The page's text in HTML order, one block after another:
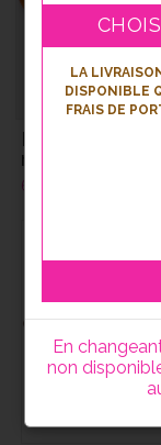
Mini-
nature lot de 10
6.00
LA
DISPONIBLE
FRAIS DE
En
non